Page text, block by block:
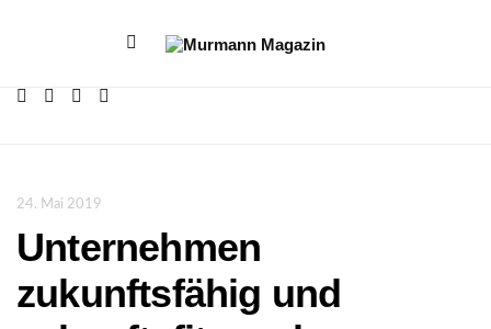
24. Mai 2019
Unternehmen
zukunftsfähig und